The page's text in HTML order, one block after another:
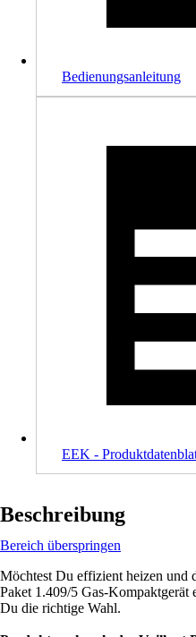
Bedienungsanleitung
EEK -
Beschreibung
Bereich überspringen
Möchtest Du effizient heizen und
Paket 1.409/5 Gas-
Du die richtige Wahl.